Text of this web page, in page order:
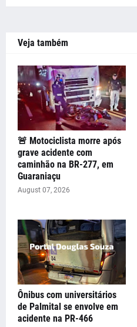
Veja também
🚨 Motociclista morre após
grave acidente com
caminhão na BR-277, em
Guaraniaçu
August 07, 2026
Ônibus com universitários
de Palmital se envolve em
acidente na PR-466